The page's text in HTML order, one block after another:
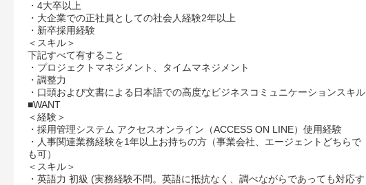
・4大卒以上
・大企業での正社員としての社会人経験2年以上
・新卒採用経験
＜スキル＞
下記すべて有すること
・プロジェクトマネジメント、タイムマネジメント
・調整力
・口頭および文書による日本語での高度なビジネスコミュニケーションスキル
■WANT
＜経験＞
・採用管理システム アクセスオンライン（ACCESS ON LINE）使用経験
・人事関連業務経験を1年以上お持ちの方（事業会社、エージェントどちらで
も可）
＜スキル＞
・英語力 初級 (実務経験不問。英語に抵抗なく、調べながらであっても対応す